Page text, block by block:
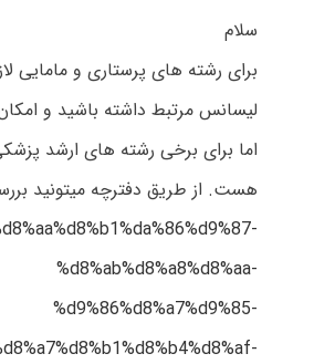
سلام
برای رشته های پرستاری و مامایی
لیسانس مرتبط داشته باشید و
اما برای برخی رشته های ارشد
هست. از طریق دفترچه میتونید
%d8%ab%d8%a8%d8%aa-
%d9%86%d8%a7%d9%85-